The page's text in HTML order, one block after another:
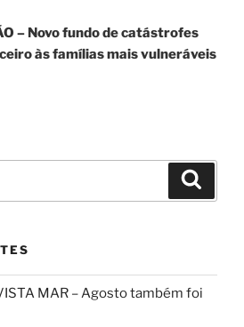
– Novo fundo de catástrofes
às famílias mais vulneráveis
MAR – Agosto também foi